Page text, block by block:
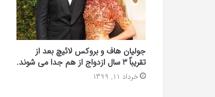
جولیان هاف و بروکس لائیچ بعد از
تقریباً 3 سال ازدواج از هم جدا می شوند.
خرداد 11, 1399